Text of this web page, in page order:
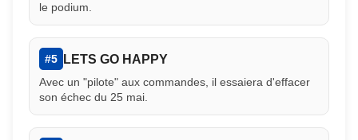
le podium.
#5 LETS GO HAPPY
Avec un "pilote" aux commandes, il essaiera d'effacer
son échec du 25 mai.